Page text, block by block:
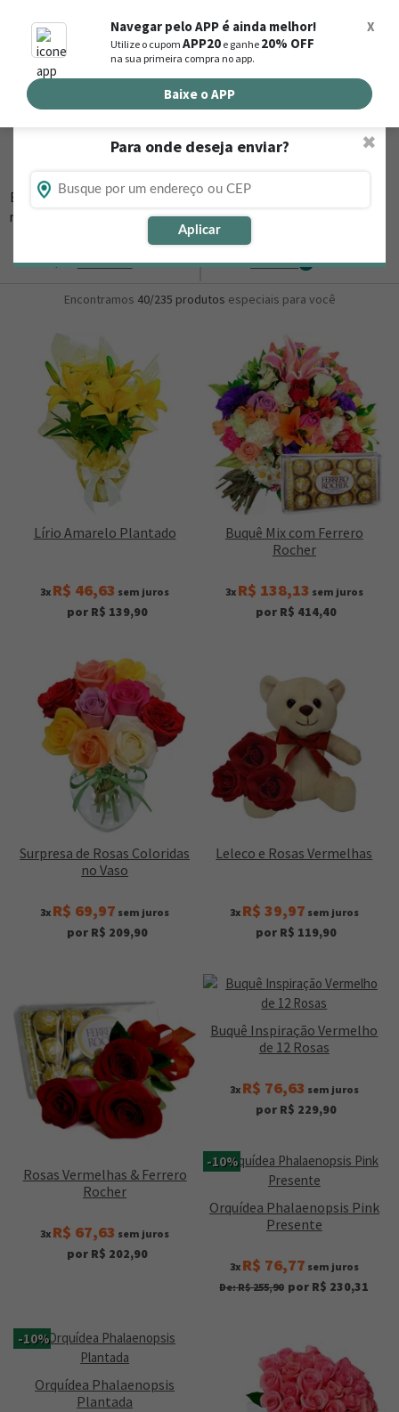
Navegar pelo APP é ainda melhor!
Utilize o cupomAPP20 e ganhe 20% OFF
na sua primeira compra no app.
X
Baixe o APP
Busca de produtos
Buscar por endereço de entrega
Para onde deseja enviar?
Aplicar
✖
Flores, Cestas e Presentes em Itapagé - CE
Está procurando loja de presente online em Itapagé - CE? Então,
navegue na Nova
Refinar 0
Ordernar
Encontramos 40/235 produtos especiais para você
Lírio Amarelo Plantado
3x R$ 46,63 sem juros
por R$ 139,90
Buquê Mix com Ferrero
Rocher
3x R$ 138,13 sem juros
por R$ 414,40
Surpresa de Rosas Coloridas
no Vaso
3x R$ 69,97 sem juros
por R$ 209,90
Leleco e Rosas Vermelhas
3x R$ 39,97 sem juros
por R$ 119,90
Rosas Vermelhas & Ferrero
Rocher
3x R$ 67,63 sem juros
por R$ 202,90
Buquê Inspiração Vermelho
de 12 Rosas
3x R$ 76,63 sem juros
por R$ 229,90
-10%
Orquídea Phalaenopsis Pink
Presente
3x R$ 76,77 sem juros
De: R$ 255,90 por R$ 230,31
-10%
Orquídea Phalaenopsis
Plantada